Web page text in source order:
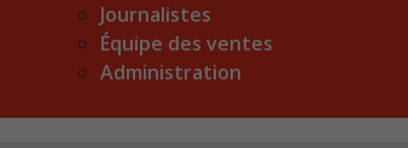
Journalistes
Équipe des ventes
Administration